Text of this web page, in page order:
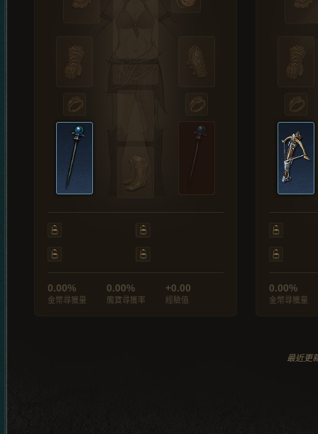
0.00%
金幣尋獲量
0.00%
魔寶尋獲率
+0.00
經驗值
0.00%
金幣尋獲量
最近更